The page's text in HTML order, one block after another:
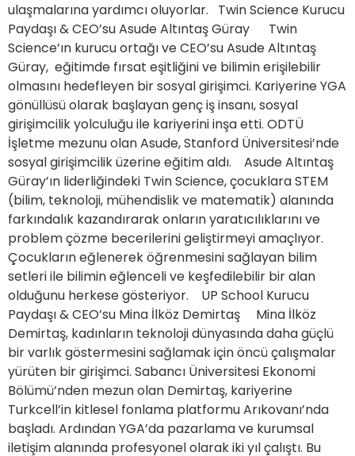
ulaşmalarına yardımcı oluyorlar. Twin Science Kurucu
Paydaşı & CEO’su Asude Altıntaş Güray Twin
Science’ın kurucu ortağı ve CEO’su Asude Altıntaş
Güray, eğitimde fırsat eşitliğini ve bilimin erişilebilir
olmasını hedefleyen bir sosyal girişimci. Kariyerine YGA
gönüllüsü olarak başlayan genç iş insanı, sosyal
girişimcilik yolculuğu ile kariyerini inşa etti. ODTÜ
İşletme mezunu olan Asude, Stanford Üniversitesi’nde
sosyal girişimcilik üzerine eğitim aldı. Asude Altıntaş
Güray’ın liderliğindeki Twin Science, çocuklara STEM
(bilim, teknoloji, mühendislik ve matematik) alanında
farkındalık kazandırarak onların yaratıcılıklarını ve
problem çözme becerilerini geliştirmeyi amaçlıyor.
Çocukların eğlenerek öğrenmesini sağlayan bilim
setleri ile bilimin eğlenceli ve keşfedilebilir bir alan
olduğunu herkese gösteriyor. UP School Kurucu
Paydaşı & CEO’su Mina İlköz Demirtaş Mina İlköz
Demirtaş, kadınların teknoloji dünyasında daha güçlü
bir varlık göstermesini sağlamak için öncü çalışmalar
yürüten bir girişimci. Sabancı Üniversitesi Ekonomi
Bölümü’nden mezun olan Demirtaş, kariyerine
Turkcell’in kitlesel fonlama platformu Arıkovanı’nda
başladı. Ardından YGA’da pazarlama ve kurumsal
iletişim alanında profesyonel olarak iki yıl çalıştı. Bu